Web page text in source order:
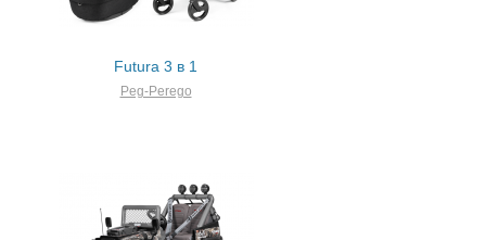
Futura 3 в 1
Peg-Perego